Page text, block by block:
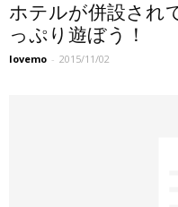
ホテルが併設され
っぷり遊ぼう！
lovemo - 2015/11/02